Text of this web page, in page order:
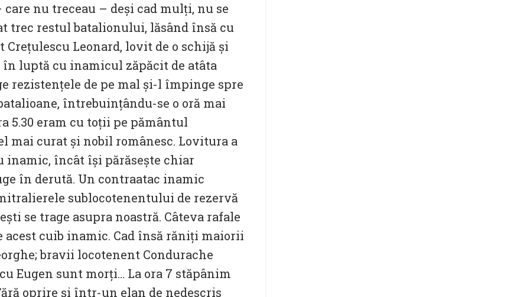
nu treceau – deși cad mulți, nu se
restul batalionului, lăsând însă cu
Leonard, lovit de o schijă și
luptă cu inamicul zăpăcit de atâta
rezistențele de pe mal și-l împinge spre
întrebuințându-se o oră mai
5.30 eram cu toții pe pământul
mai curat și nobil românesc. Lovitura a
inamic, încât își părăsește chiar
în derută. Un contraatac inamic
sublocotenentului de rezervă
se trage asupra noastră. Câteva rafale
acest cuib inamic. Cad însă răniți maiorii
bravii locotenent Condurache
Eugen sunt morți… La ora 7 stăpânim
oprire și într-un elan de nedescris